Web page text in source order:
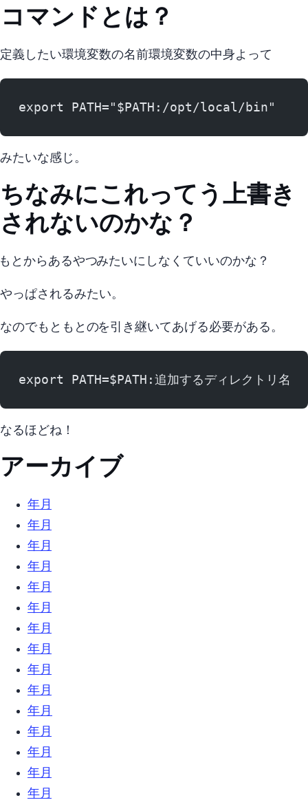
eportコマンドとは？
export 定義したい環境変数の名前=環境変数の中身 よって…
export PATH="$PATH:/opt/local/bin"
みたいな感じ。
ちなみにこれってう上書き
されないのかな？
export PATH=“{もとからあるやつ}: $PATH:/opt/local/bin” みたいにしなくていいのかな？
…やっぱされるみたい。
なのでもともとのPATHを引き継いてあげる必要がある。
export PATH=$PATH:追加するディレクトリ名
なるほどね！
アーカイブ
2025年10月 (2)
2022年4月 (5)
2022年3月 (3)
2022年2月 (3)
2021年12月 (2)
2021年6月 (1)
2021年4月 (1)
2021年1月 (1)
2020年12月 (1)
2020年10月 (1)
2020年7月 (7)
2020年6月 (3)
2020年5月 (4)
2020年4月 (6)
2020年3月 (5)